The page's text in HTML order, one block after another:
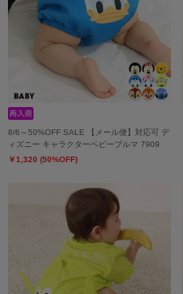
8/6～50%OFF SALE 【メール便】対応可 デ
ィズニー キャラクターベビーブルマ 7909
￥1,320 (50%OFF)